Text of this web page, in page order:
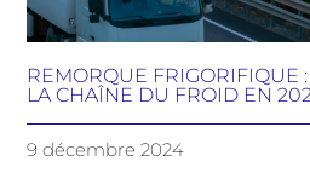
REMORQUE FRIGORIFIQUE
LA CHAÎNE DU FROID EN
9 décembre 2024